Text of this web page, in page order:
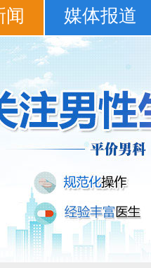
闻
媒体报道